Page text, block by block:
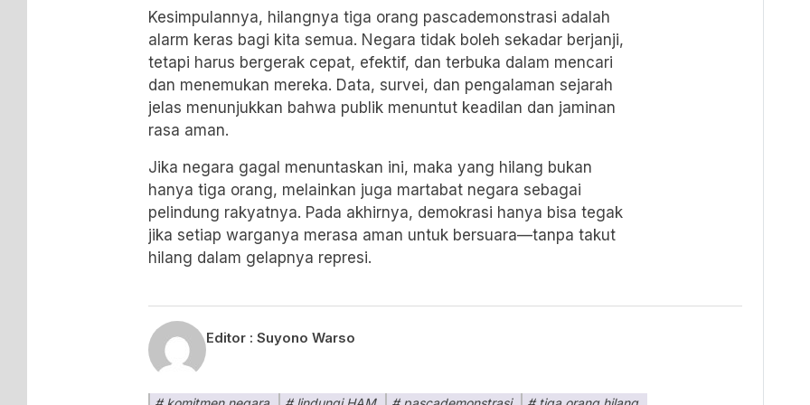
Kesimpulannya, hilangnya tiga orang pascademonstrasi adalah
alarm keras bagi kita semua. Negara tidak boleh sekadar berjanji,
tetapi harus bergerak cepat, efektif, dan terbuka dalam mencari
dan menemukan mereka. Data, survei, dan pengalaman sejarah
jelas menunjukkan bahwa publik menuntut keadilan dan jaminan
rasa aman.
Jika negara gagal menuntaskan ini, maka yang hilang bukan
hanya tiga orang, melainkan juga martabat negara sebagai
pelindung rakyatnya. Pada akhirnya, demokrasi hanya bisa tegak
jika setiap warganya merasa aman untuk bersuara—tanpa takut
hilang dalam gelapnya represi.
Editor : Suyono Warso